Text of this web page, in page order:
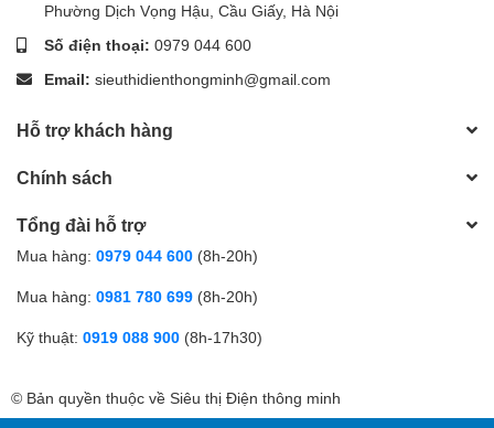
Phường Dịch Vọng Hậu, Cầu Giấy, Hà Nội
Số điện thoại: 0979 044 600
Email: sieuthidienthongminh@gmail.com
Hỗ trợ khách hàng
Chính sách
Tổng đài hỗ trợ
Mua hàng: 0979 044 600 (8h-20h)
Mua hàng: 0981 780 699 (8h-20h)
Kỹ thuật: 0919 088 900 (8h-17h30)
© Bản quyền thuộc về Siêu thị Điện thông minh